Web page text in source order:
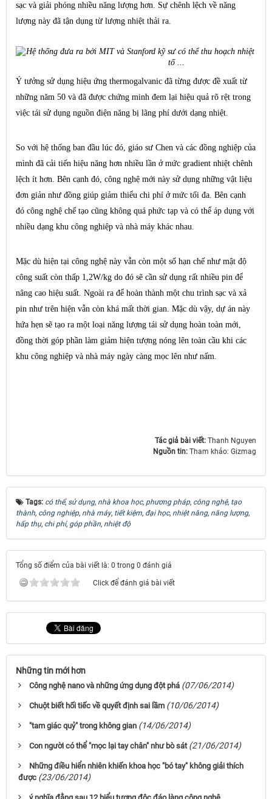
sạc và giải phóng nhiều năng lượng hơn. Sự chênh lệch về năng
lượng này đã tận dụng từ lượng nhiệt thải ra.
Ý tưởng sử dụng hiệu ứng thermogalvanic đã từng được đề xuất từ
những năm 50 và đã được chứng minh đem lại hiệu quả rõ rệt trong
việc tái sử dụng nguồn điện năng bị lãng phí dưới dạng nhiệt.
So với hệ thống ban đầu lúc đó, giáo sư Chen và các đồng nghiệp của
mình đã cải tiến hiệu năng hơn nhiều lần ở mức gradient nhiệt chênh
lệch ít hơn. Bên cạnh đó, công nghệ mới này sử dụng những vật liệu
đơn giản như đồng giúp giảm thiểu chi phí ở mức tối đa. Bên cạnh
đó công nghệ chế tạo cũng không quá phức tạp và có thể áp dụng với
nhiều dạng khu công nghiệp và nhà máy khác nhau.
Mặc dù hiện tại công nghệ này vẫn còn một số hạn chế như mật độ
công suất còn thấp 1,2W/kg do đó sẽ cần sử dụng rất nhiều pin để
nâng cao hiệu suất. Ngoài ra để hoàn thành một chu trình sạc và xả
pin như trên hiện vẫn còn khá mất thời gian. Mặc dù vậy, dự án này
hứa hẹn sẽ tạo ra một loại năng lượng tái sử dụng hoàn toàn mới,
đồng thời góp phần làm giảm hiện tượng nóng lên toàn cầu khi các
khu công nghiệp và nhà máy ngày càng mọc lên như nấm.
Tác giả bài viết: Thanh Nguyen
Nguồn tin: Tham khảo: Gizmag
Tags: có thể, sử dụng, nhà khoa học, phương pháp, công nghệ, tạo
thành, công nghiệp, nhà máy, tiết kiệm, đại học, nhiệt năng, năng lượng,
hấp thụ, chi phí, góp phần, nhiệt độ
Tổng số điểm của bài viết là: 0 trong 0 đánh giá
Click để đánh giá bài viết
Những tin mới hơn
Công nghệ nano và những ứng dụng đột phá (07/06/2014)
Chuột biết hối tiếc về quyết định sai lầm (10/06/2014)
"tam giác quỷ" trong không gian (14/06/2014)
Con người có thể "mọc lại tay chân" như bò sát (21/06/2014)
Những điều hiển nhiên khiến khoa học "bó tay" không giải thích
được (23/06/2014)